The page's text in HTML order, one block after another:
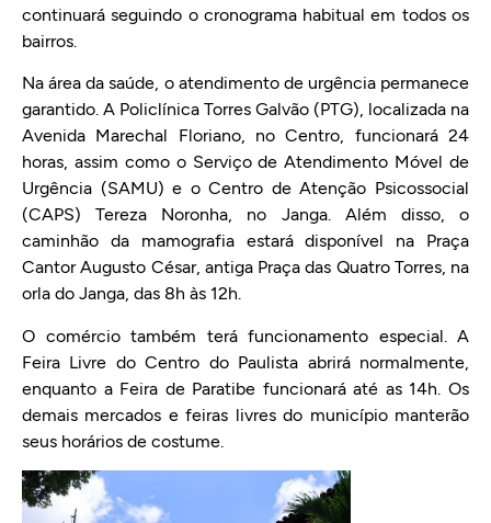
continuará seguindo o cronograma habitual em todos os
bairros.
Na área da saúde, o atendimento de urgência permanece
garantido. A Policlínica Torres Galvão (PTG), localizada na
Avenida Marechal Floriano, no Centro, funcionará 24
horas, assim como o Serviço de Atendimento Móvel de
Urgência (SAMU) e o Centro de Atenção Psicossocial
(CAPS) Tereza Noronha, no Janga. Além disso, o
caminhão da mamografia estará disponível na Praça
Cantor Augusto César, antiga Praça das Quatro Torres, na
orla do Janga, das 8h às 12h.
O comércio também terá funcionamento especial. A
Feira Livre do Centro do Paulista abrirá normalmente,
enquanto a Feira de Paratibe funcionará até as 14h. Os
demais mercados e feiras livres do município manterão
seus horários de costume.